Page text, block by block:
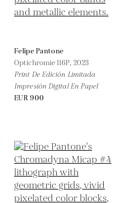
Felipe Pantone
Optichromie 116P, 2023
Print De Edición Limitada
Impresión Digital En Papel
EUR 900